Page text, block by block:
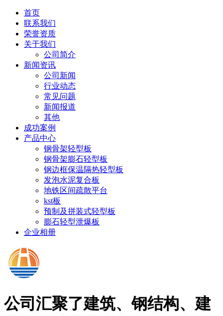
首页
联系我们
荣誉资质
关于我们
公司简介
新闻资讯
公司新闻
行业动态
常见问题
新闻报道
其他
成功案例
产品中心
钢骨架轻型板
钢骨架膨石轻型板
钢边框保温隔热轻型板
发泡水泥复合板
地铁区间疏散平台
kst板
预制及拼装式轻型板
膨石轻型泄爆板
企业相册
公司汇聚了建筑、钢结构、建